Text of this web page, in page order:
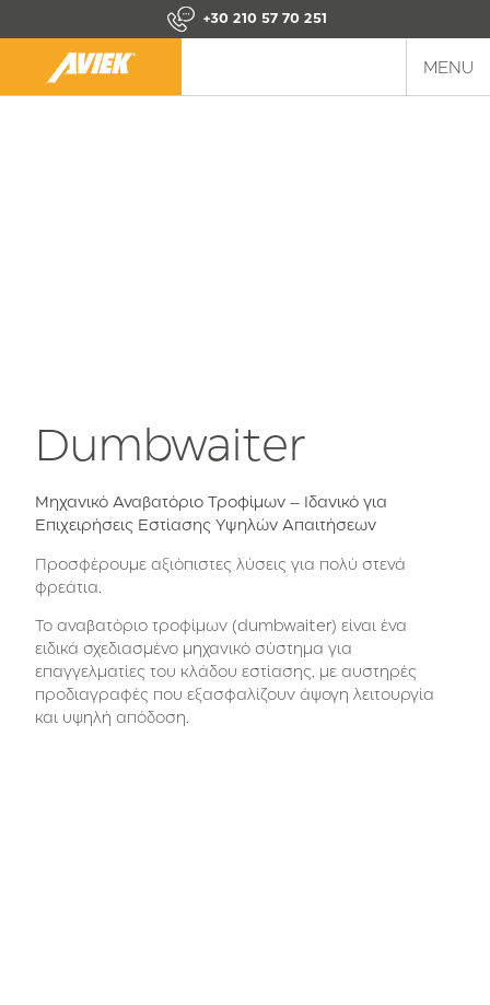
+30 210 57 70 251
MENU
Dumbwaiter
Μηχανικό Αναβατόριο Τροφίμων – Ιδανικό για
Επιχειρήσεις Εστίασης Υψηλών Απαιτήσεων
Προσφέρουμε αξιόπιστες λύσεις για πολύ στενά
φρεάτια.
Το αναβατόριο τροφίμων (dumbwaiter) είναι ένα
ειδικά σχεδιασμένο μηχανικό σύστημα για
επαγγελματίες του κλάδου εστίασης, με αυστηρές
προδιαγραφές που εξασφαλίζουν άψογη λειτουργία
και υψηλή απόδοση.